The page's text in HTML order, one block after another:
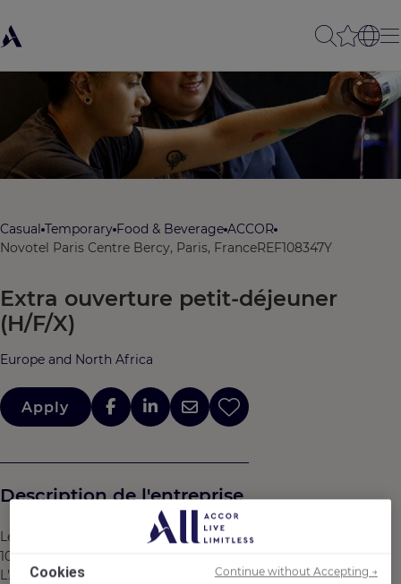
Casual Temporary Food & Beverage ACCOR
Novotel Paris Centre Bercy, Paris, FranceREF108347Y
Extra ouverture petit-déjeuner
(H/F/X)
Europe and North Africa
Apply
Description de l'entreprise
Le NOVOTEL PARIS CENTRE BERCY ****, 179 chambres,
10 salles de séminaires, idéalement situé au pied de
L'Arena Bercy et de la station de Métro Bercy des lignes
Cookies Continue without Accepting →